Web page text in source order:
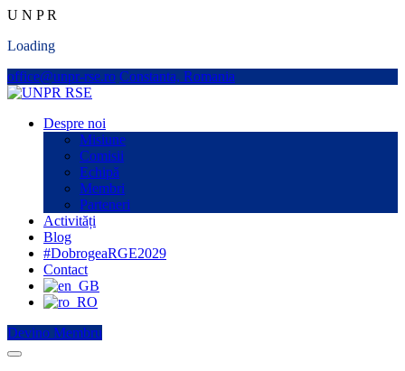
U N PR
Loading
office@unpr-rse.ro Constanta, Romania
Despre noi
Misiune
Comisii
Echipă
Membri
Parteneri
Activități
Blog
#DobrogeaRGE2029
Contact
Devino Membru